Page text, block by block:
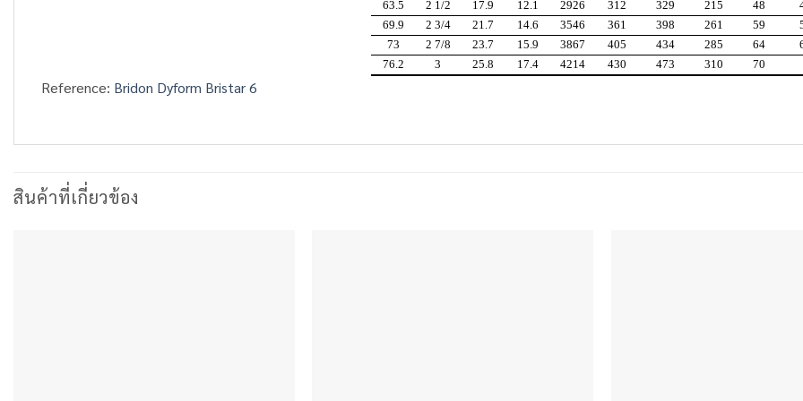
63.5
2 1/2 17.9 12.1 2926 312 329 215 48
69.9
2 3/4 21.7 14.6 3546 361 398 261 59
73
2 7/8 23.7 15.9 3867 405 434 285 64
76.2
3 25.8 17.4 4214 430 473 310 70
Reference: Bridon Dyform Bristar 6
สินค้าที่เกี่ยวข้อง